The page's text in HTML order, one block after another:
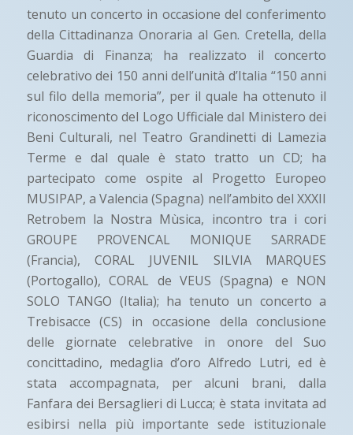
tenuto un concerto in occasione del conferimento
della Cittadinanza Onoraria al Gen. Cretella, della
Guardia di Finanza; ha realizzato il concerto
celebrativo dei 150 anni dell’unità d’Italia “150 anni
sul filo della memoria”, per il quale ha ottenuto il
riconoscimento del Logo Ufficiale dal Ministero dei
Beni Culturali, nel Teatro Grandinetti di Lamezia
Terme e dal quale è stato tratto un CD; ha
partecipato come ospite al Progetto Europeo
MUSIPAP, a Valencia (Spagna) nell’ambito del XXXII
Retrobem la Nostra Mùsica, incontro tra i cori
GROUPE PROVENCAL MONIQUE SARRADE
(Francia), CORAL JUVENIL SILVIA MARQUES
(Portogallo), CORAL de VEUS (Spagna) e NON
SOLO TANGO (Italia); ha tenuto un concerto a
Trebisacce (CS) in occasione della conclusione
delle giornate celebrative in onore del Suo
concittadino, medaglia d’oro Alfredo Lutri, ed è
stata accompagnata, per alcuni brani, dalla
Fanfara dei Bersaglieri di Lucca; è stata invitata ad
esibirsi nella più importante sede istituzionale